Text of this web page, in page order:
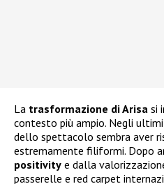
La trasformazione di Arisa si
contesto più ampio. Negli
dello spettacolo sembra aver
estremamente filiformi. Dopo
positivity e dalla
passerelle e red carpet